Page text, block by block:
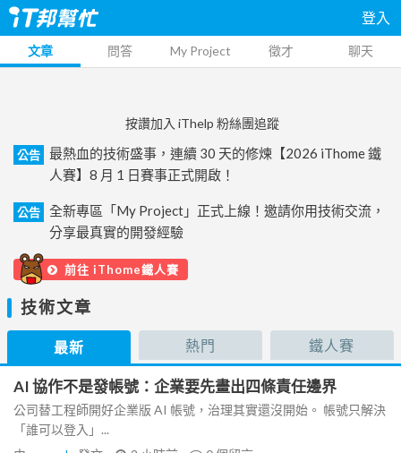
登入
文章 問答 My Project 徵才 聊天
按讚加入 iThelp 粉絲團追蹤
公告
最熱血的技術盛事，連續 30 天的修煉【2026 iThome 鐵
人賽】8 月 1 日賽事正式開啟！
公告
全新專區「My Project」正式上線！邀請你用技術交流，
分享最真實的開發經驗
前往 iThome鐵人賽
技術文章
最新 熱門 鐵人賽
AI 協作不是發帳號：企業要先畫出四條責任邊界
公司替工程師開好企業版 AI 帳號，治理其實還沒開始。 帳號只解決
「誰可以登入」...